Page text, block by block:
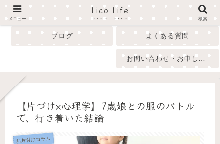
ブログ よくある質問
【片づけ×心理学】7歳娘との服のバトル
で、行き着いた結論
お片付けコラム
メニュー
Lico Life
検索